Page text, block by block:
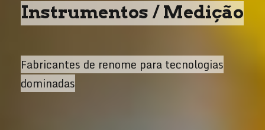
Instrumentos / Medição
Fabricantes de renome para tecnologias
dominadas